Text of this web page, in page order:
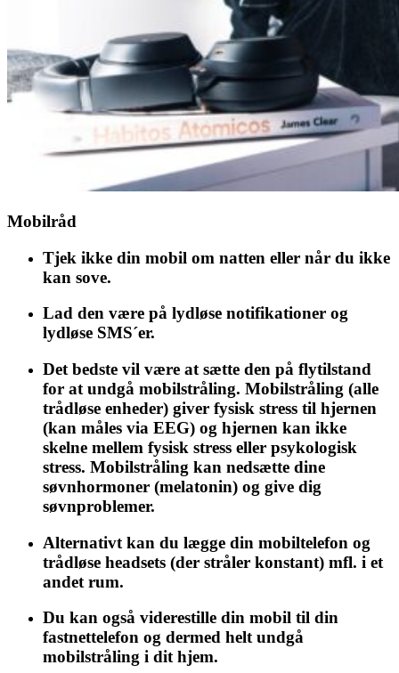
Mobilråd
Tjek ikke din mobil om natten eller når du ikke
kan sove.
Lad den være på lydløse notifikationer og
lydløse SMS´er.
Det bedste vil være at sætte den på flytilstand
for at undgå mobilstråling. Mobilstråling (alle
trådløse enheder) giver fysisk stress til hjernen
(kan måles via EEG) og hjernen kan ikke
skelne mellem fysisk stress eller psykologisk
stress. Mobilstråling kan nedsætte dine
søvnhormoner (melatonin) og give dig
søvnproblemer.
Alternativt kan du lægge din mobiltelefon og
trådløse headsets (der stråler konstant) mfl. i et
andet rum.
Du kan også viderestille din mobil til din
fastnettelefon og dermed helt undgå
mobilstråling i dit hjem.